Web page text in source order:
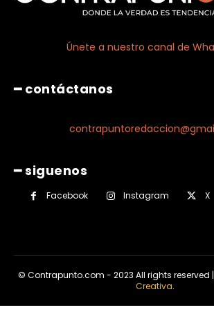
Únete a nuestro canal de
━ contáctanos
━ siguenos
Facebook Instagram X
© Contrapunto.com - 2023 All rights reserved |
Creativa.